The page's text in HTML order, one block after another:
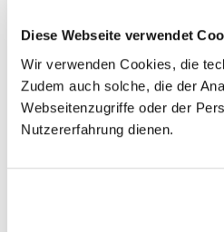
Diese Webseite verwendet
Wir verwenden Cookies, die
Zudem auch solche, die der
Webseitenzugriffe oder der
Nutzererfahrung dienen.
**Halbes Doppelzimmer: Zwei
Personen teilen sich die
nach Reise) bei Buchung
reduzierten oder den gesamten